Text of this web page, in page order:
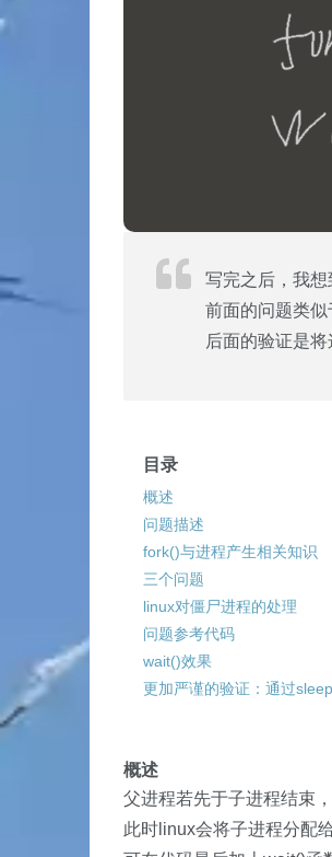
写完之后，我想
前面的问题类似
后面的验证是
目录
概述
问题描述
fork()与进程产生相关知识
三个问题
linux对僵尸进程的处理
问题参考代码
wait()效果
更加严谨的验证：通过
概述
父进程若先于子进程结束
此时linux会将子进程分配